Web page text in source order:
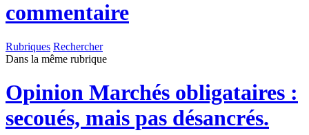
commentaire
Rubriques Rechercher
Dans la même rubrique
Opinion Marchés obligataires :
secoués, mais pas désancrés.